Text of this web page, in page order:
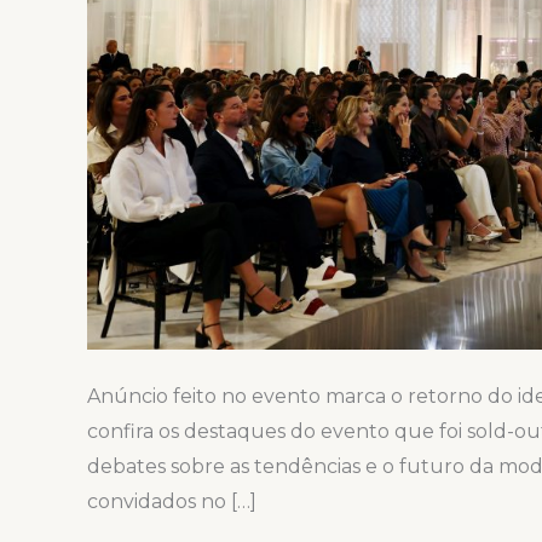
Anúncio feito no evento marca o retorno do
confira os destaques do evento que foi sold-
debates sobre as tendências e o futuro da
convidados no […]
Batel
Fashion
Walk